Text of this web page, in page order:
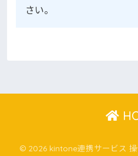
さい。
© 2026 kintone連携サービス